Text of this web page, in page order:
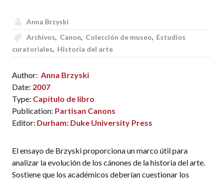
Anna Brzyski
Archivos, Canon, Colección de museo, Estudios
curatoriales, Historia del arte
Author: Anna Brzyski
Date: 2007
Type: Capítulo de libro
Publication: Partisan Canons
Editor: Durham: Duke University Press
El ensayo de Brzyski proporciona un marco útil para
analizar la evolución de los cánones de la historia del arte.
Sostiene que los académicos deberían cuestionar los